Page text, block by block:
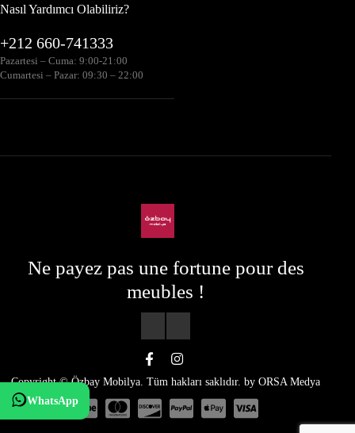
Nasıl Yardımcı Olabiliriz?
+212 660-741333
Pazartesi – Cuma: 9:00-21:00
Cumartesi – Pazar: 09:30 – 22:00
Ne payez pas une fortune pour des
meubles !
Copyright © Özbay Mobilya. Tüm hakları saklıdır. by ORSA Medya
WhatsApp